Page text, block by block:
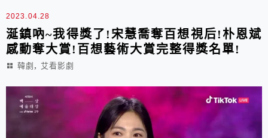
2023.04.28
涎鎮吶~我得獎了!宋慧喬奪百想視后!朴恩斌
感動奪大賞!百想藝術大賞完整得獎名單!
韓劇 , 艾看影劇